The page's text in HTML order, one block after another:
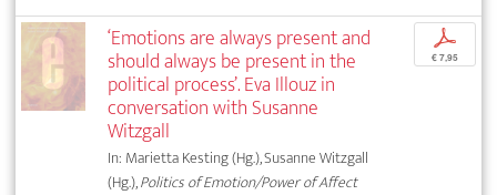
‘Emotions are always present and
should always be present in the
political process’. Eva Illouz in
conversation with Susanne
Witzgall
In: Marietta Kesting (Hg.), Susanne Witzgall
(Hg.),Politics of Emotion/Power of Affect
p
€ 7,95